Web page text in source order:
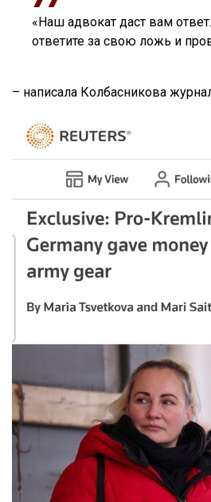
«Наш адвокат даст вам
ответите за свою ложь и
– написала Колбасникова